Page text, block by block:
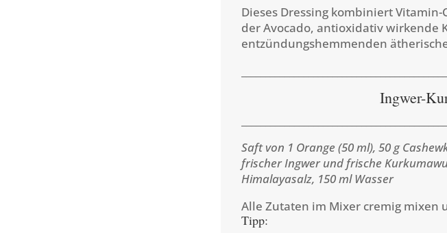
Dieses Dressing kombiniert
der Avocado, antioxidativ wirkende
entzündungshemmenden
Ingwer-
Saft von 1 Orange (50 ml), 50 g
frischer Ingwer und frische
Himalayasalz, 150ml Wasser
Alle Zutaten im Mixer cremig mixen
Tipp: